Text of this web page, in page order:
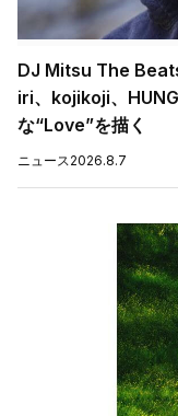
DJ Mitsu The
iri、kojikoji、
な“Love”を描く
ニュース2026.8.7